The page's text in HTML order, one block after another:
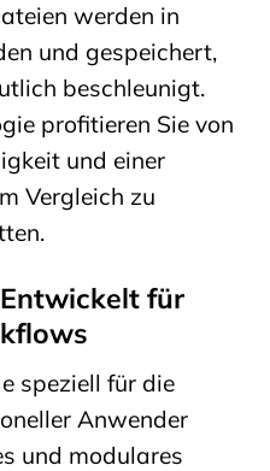
werden in
und gespeichert,
beschleunigt.
profitieren Sie von
und einer
Vergleich zu
für
speziell für die
Anwender
und modulares